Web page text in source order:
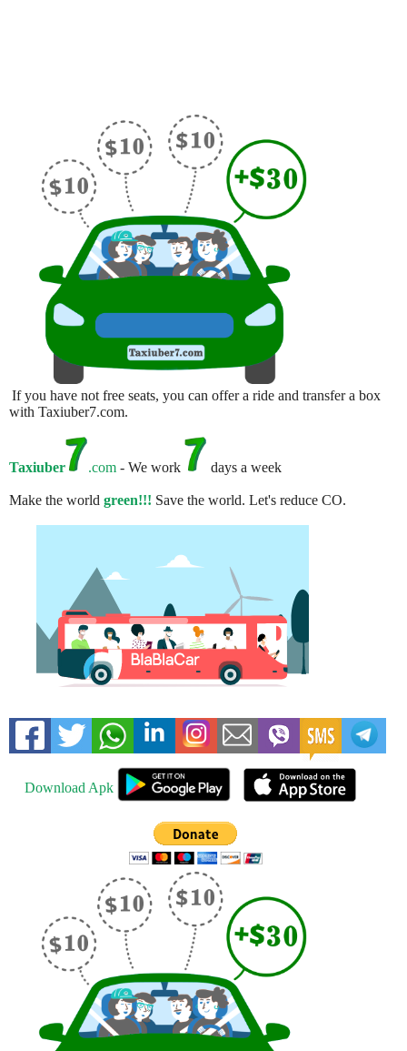
If you have not free seats, you can offer a ride and transfer a box
with Taxiuber7.com.
Taxiuber .com - We work days a week
Make the world green!!! Save the world. Let's reduce CO.
Download Apk